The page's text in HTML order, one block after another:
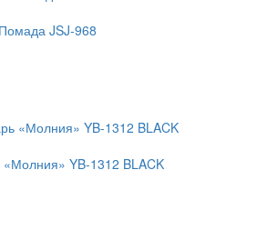
JSJ-968
YB-1312 BLACK